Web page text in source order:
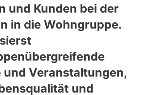
und Kunden bei der
in die Wohngruppe.
und Veranstaltungen,
und